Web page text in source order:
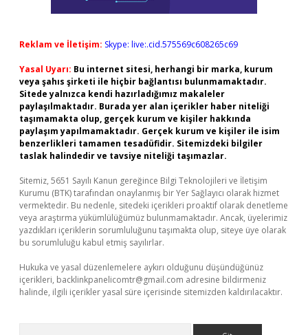
Reklam ve İletişim: Skype: live:.cid.575569c608265c69
Yasal Uyarı: Bu internet sitesi, herhangi bir marka, kurum
veya şahıs şirketi ile hiçbir bağlantısı bulunmamaktadır.
Sitede yalnızca kendi hazırladığımız makaleler
paylaşılmaktadır. Burada yer alan içerikler haber niteliği
taşımamakta olup, gerçek kurum ve kişiler hakkında
paylaşım yapılmamaktadır. Gerçek kurum ve kişiler ile isim
benzerlikleri tamamen tesadüfidir. Sitemizdeki bilgiler
taslak halindedir ve tavsiye niteliği taşımazlar.
Sitemiz, 5651 Sayılı Kanun gereğince Bilgi Teknolojileri ve İletişim
Kurumu (BTK) tarafından onaylanmış bir Yer Sağlayıcı olarak hizmet
vermektedir. Bu nedenle, sitedeki içerikleri proaktif olarak denetleme
veya araştırma yükümlülüğümüz bulunmamaktadır. Ancak, üyelerimiz
yazdıkları içeriklerin sorumluluğunu taşımakta olup, siteye üye olarak
bu sorumluluğu kabul etmiş sayılırlar.
Hukuka ve yasal düzenlemelere aykırı olduğunu düşündüğünüz
içerikleri, backlinkpanelicomtr@gmail.com adresine bildirmeniz
halinde, ilgili içerikler yasal süre içerisinde sitemizden kaldırılacaktır.